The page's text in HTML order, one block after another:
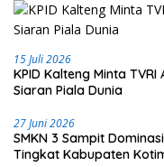
15 Juli 2026
KPID Kalteng Minta
Siaran Piala Dunia
27 Juni 2026
SMKN 3 Sampit
Tingkat Kabupaten